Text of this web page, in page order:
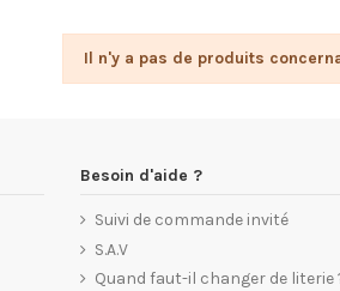
Il n'y a pas de produits
Besoin d'aide ?
Suivi de commande invité
S.A.V
Quand faut-il changer de literie